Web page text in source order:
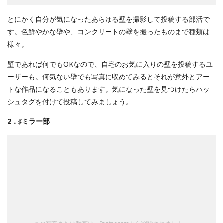
とにかく自分が気になったあらゆる壁を撮影して投稿する部活で
す。色鮮やかな壁や、コンクリートの壁を撮ったものまで種類は
様々。
壁であれば何でもOKなので、自宅のお気に入りの壁を投稿するユ
ーザーも。何気ない壁でも写真に収めてみるとそれが意外とアー
トな作品になることもあります。気になった壁を見つけたらハッ
シュタグを付けて投稿してみましょう。
2．♯ミラー部